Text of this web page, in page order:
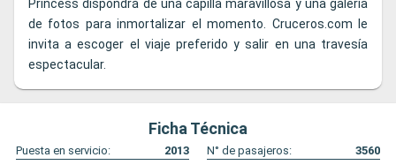
Princess dispondrá de una capilla maravillosa y una galería
de fotos para inmortalizar el momento. Cruceros.com le
invita a escoger el viaje preferido y salir en una travesía
espectacular.
Ficha Técnica
Puesta en servicio: 2013 N° de pasajeros:
3560